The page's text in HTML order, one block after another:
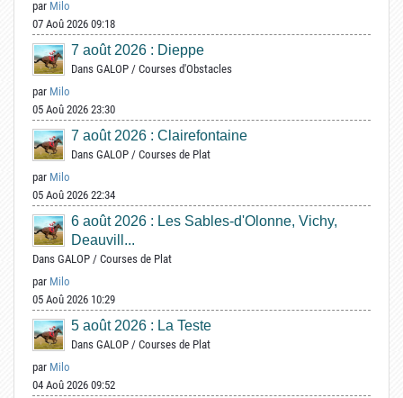
par Milo
07 Aoû 2026 09:18
7 août 2026 : Dieppe
Dans GALOP / Courses d'Obstacles
par Milo
05 Aoû 2026 23:30
7 août 2026 : Clairefontaine
Dans GALOP / Courses de Plat
par Milo
05 Aoû 2026 22:34
6 août 2026 : Les Sables-d'Olonne, Vichy,
Deauvill...
Dans GALOP / Courses de Plat
par Milo
05 Aoû 2026 10:29
5 août 2026 : La Teste
Dans GALOP / Courses de Plat
par Milo
04 Aoû 2026 09:52